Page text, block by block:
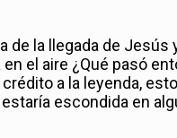
la llegada de Jesús
el aire ¿Qué pasó
a la leyenda,
escondida en